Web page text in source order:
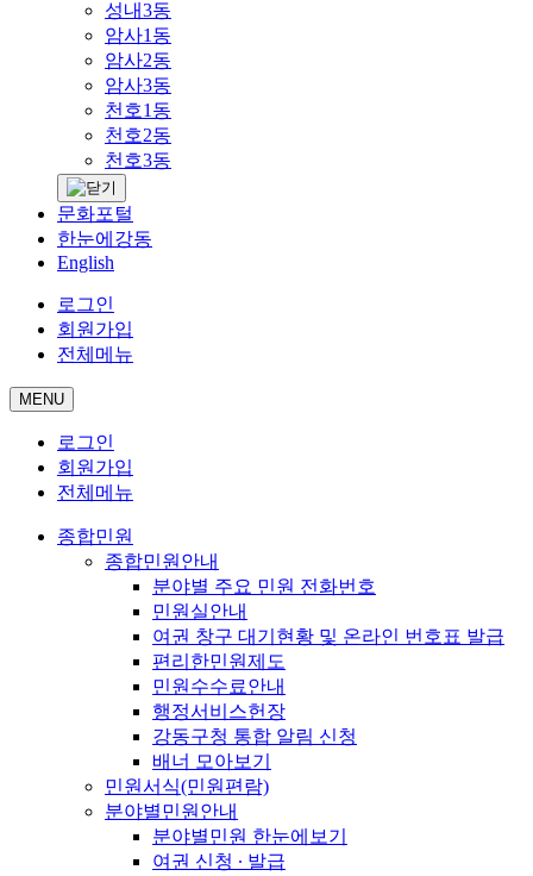
성내3동
암사1동
암사2동
암사3동
천호1동
천호2동
천호3동
문화포털
한눈에강동
English
로그인
회원가입
전체메뉴
MENU
로그인
회원가입
전체메뉴
종합민원
종합민원안내
분야별 주요 민원 전화번호
민원실안내
여권 창구 대기현황 및 온라인 번호표 발급
편리한민원제도
민원수수료안내
행정서비스헌장
강동구청 통합 알림 신청
배너 모아보기
민원서식(민원편람)
분야별민원안내
분야별민원 한눈에보기
여권 신청 ∙ 발급